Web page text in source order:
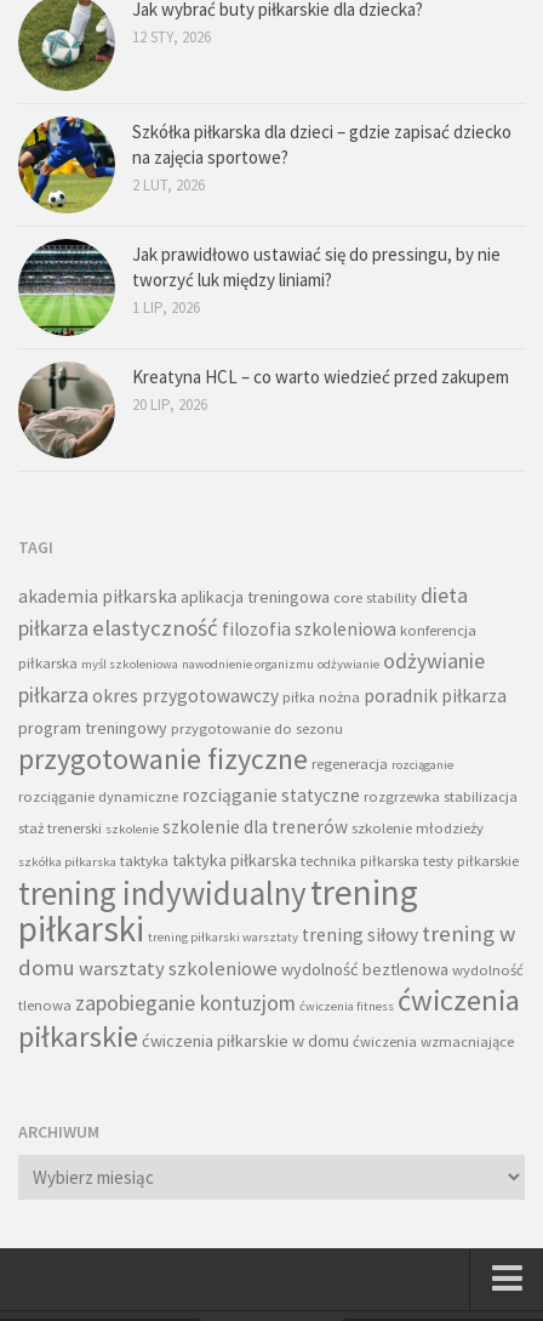
Jak wybrać buty piłkarskie dla dziecka?
12 STY, 2026
Szkółka piłkarska dla dzieci – gdzie zapisać dziecko
na zajęcia sportowe?
2 LUT, 2026
Jak prawidłowo ustawiać się do pressingu, by nie
tworzyć luk między liniami?
1 LIP, 2026
Kreatyna HCL – co warto wiedzieć przed zakupem
20 LIP, 2026
TAGI
akademia piłkarska aplikacja treningowa core stability dieta
piłkarza elastyczność filozofia szkoleniowa konferencja
piłkarska myśl szkoleniowa nawodnienie organizmu odżywianie odżywianie
piłkarza okres przygotowawczy piłka nożna poradnik piłkarza
program treningowy przygotowanie do sezonu
przygotowanie fizyczne regeneracja rozciąganie
rozciąganie dynamiczne rozciąganie statyczne rozgrzewka stabilizacja
staż trenerski szkolenie szkolenie dla trenerów szkolenie młodzieży
szkółka piłkarska taktyka taktyka piłkarska technika piłkarska testy piłkarskie
trening indywidualnytrening
piłkarski trening piłkarski warsztaty trening siłowy trening w
domu warsztaty szkoleniowe wydolność beztlenowa wydolność
tlenowa zapobieganie kontuzjom ćwiczenia fitness ćwiczenia
piłkarskie ćwiczenia piłkarskie w domu ćwiczenia wzmacniające
ARCHIWUM
Archiwum